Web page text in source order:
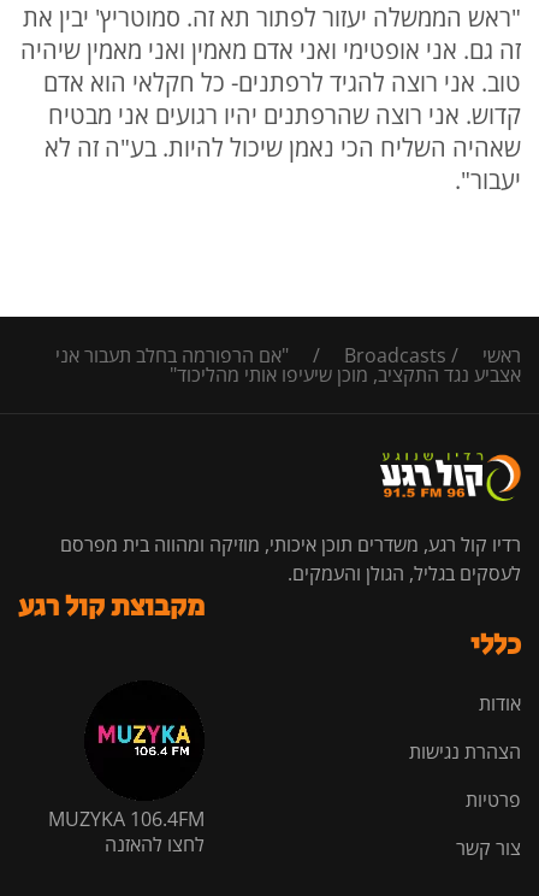
"ראש הממשלה יעזור לפתור תא זה. סמוטריץ' יבין את
זה גם. אני אופטימי ואני אדם מאמין ואני מאמין שיהיה
טוב. אני רוצה להגיד לרפתנים- כל חקלאי הוא אדם
קדוש. אני רוצה שהרפתנים יהיו רגועים אני מבטיח
שאהיה השליח הכי נאמן שיכול להיות. בע"ה זה לא
יעבור".
ראשי /
Broadcasts
/ "אם הרפורמה בחלב תעבור אני
אצביע נגד התקציב, מוכן שיעיפו אותי מהליכוד"
רדיו קול רגע, משדרים תוכן איכותי, מוזיקה ומהווה בית מפרסם
לעסקים בגליל, הגולן והעמקים.
כללי
אודות
הצהרת נגישות
פרטיות
צור קשר
מקבוצת קול רגע
MUZYKA 106.4FM
לחצו להאזנה